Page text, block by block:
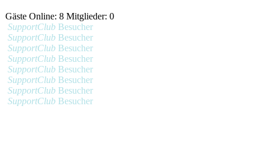
Gäste Online: 8 Mitglieder: 0
SupportClub Besucher
SupportClub Besucher
SupportClub Besucher
SupportClub Besucher
SupportClub Besucher
SupportClub Besucher
SupportClub Besucher
SupportClub Besucher